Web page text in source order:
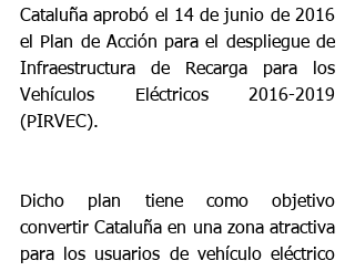
Cataluña aprobó el 14 de junio de 2016
el Plan de Acción para el despliegue de
Infraestructura de Recarga para los
Vehículos Eléctricos 2016-2019
(PIRVEC).
Dicho plan tiene como objetivo
convertir Cataluña en una zona atractiva
para los usuarios de vehículo eléctrico